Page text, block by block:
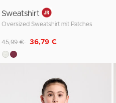
Sweatshirt
Oversized Sweatshirt mit Patches
Reduziert von
45,99 € auf
36,79 €